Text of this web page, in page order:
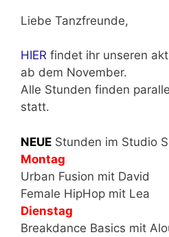
Liebe Tanzfreunde,
HIER findet ihr unseren
ab dem November.
Alle Stunden finden
statt.
NEUE Stunden im Studio
Montag
Urban Fusion mit David
Female HipHop mit Lea
Dienstag
Breakdance Basics mit